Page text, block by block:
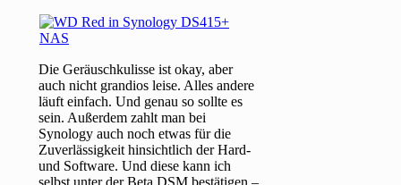
Die Geräuschkulisse ist okay, aber
auch nicht grandios leise. Alles andere
läuft einfach. Und genau so sollte es
sein. Außerdem zahlt man bei
Synology auch noch etwas für die
Zuverlässigkeit hinsichtlich der Hard-
und Software. Und diese kann ich